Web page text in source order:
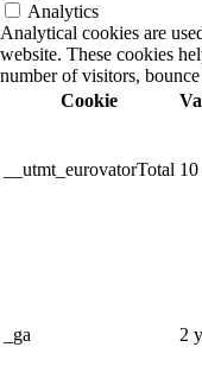
Analytics
Analytical cookies are
website. These cookies
number of visitors,
Cookie
__utmt_eurovatorTotal
_ga 2